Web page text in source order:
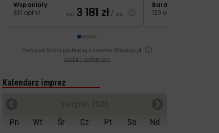
Wspaniały
831 opinii
od 3 181 zł/ os.
Bardzo dobry
129 opinii
Powyższe treści pochodzą z serwisu Wakacje.pl
Zostań partnerem
Kalendarz imprez
Pn
Wt Śr Cz Pt So
Nd